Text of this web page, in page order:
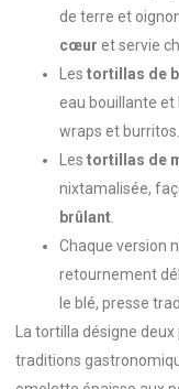
de terre et
cœur et servie
Les tortillas de
eau bouillante et
wraps et burritos.
Les tortillas de
nixtamalisée,
brûlant
Chaque version
retournement
le blé, presse
La tortilla désigne
traditions